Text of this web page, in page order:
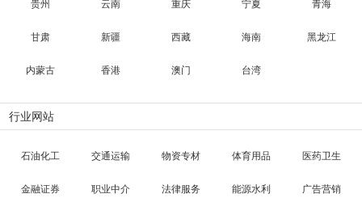
贵州 云南 重庆 宁夏 青海
甘肃 新疆 西藏 海南 黑龙江
内蒙古 香港 澳门 台湾
行业网站
石油化工 交通运输 物资专材 体育用品 医药卫生
金融证券 职业中介 法律服务 能源水利 广告营销